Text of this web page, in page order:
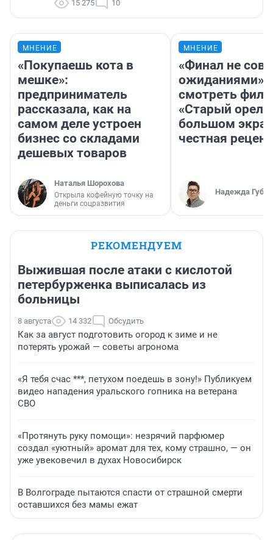
15 275 10
МНЕНИЕ
«Покупаешь кота в
мешке»:
предприниматель
рассказала, как на
самом деле устроен
бизнес со складами
дешевых товаров
Наталья Шорохова
Открыла кофейную точку на
деньги соцразвития
МНЕНИЕ
«Финал не
ожиданиями»:
смотреть
«Старый орел»
большом
честная
Надежда
РЕКОМЕНДУЕМ
Выжившая после атаки с кислотой
петербурженка выписалась из
больницы
8 августа 14 332 Обсудить
Как за август подготовить огород к зиме и не
потерять урожай — советы агронома
«Я тебя счас ***, петухом поедешь в зону!» Публикуем
видео нападения уральского гопника на ветерана
СВО
«Протянуть руку помощи»: незрячий парфюмер
создал «уютный» аромат для тех, кому страшно, — он
уже увековечил в духах Новосибирск
В Волгограде пытаются спасти от страшной смерти
оставшихся без мамы ежат